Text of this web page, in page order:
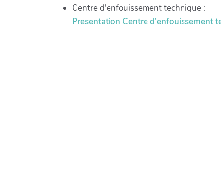
Centre d'enfouissement technique :
Presentation Centre d'enfouissement